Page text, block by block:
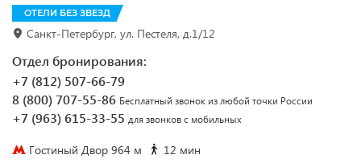
ОТЕЛИ БЕЗ ЗВЕЗД
Санкт-Петербург, ул. Пестеля, д.1/12
Отдел бронирования:
+7 (812) 507-66-79
8 (800) 707-55-86 Бесплатный звонок из любой точки России
+7 (963) 615-33-55 для звонков с мобильных
Гостиный Двор 964 м
12 мин